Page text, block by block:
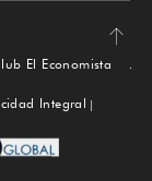
Subir
El Economista
Integral